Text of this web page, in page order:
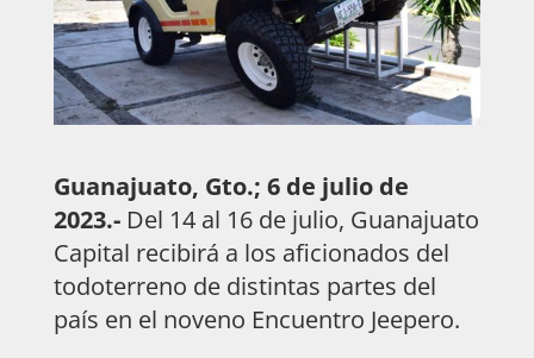
Guanajuato, Gto.; 6 de julio de
2023.-Del 14 al 16 de julio, Guanajuato
Capital recibirá a los aficionados del
todoterreno de distintas partes del
país en el noveno Encuentro Jeepero.